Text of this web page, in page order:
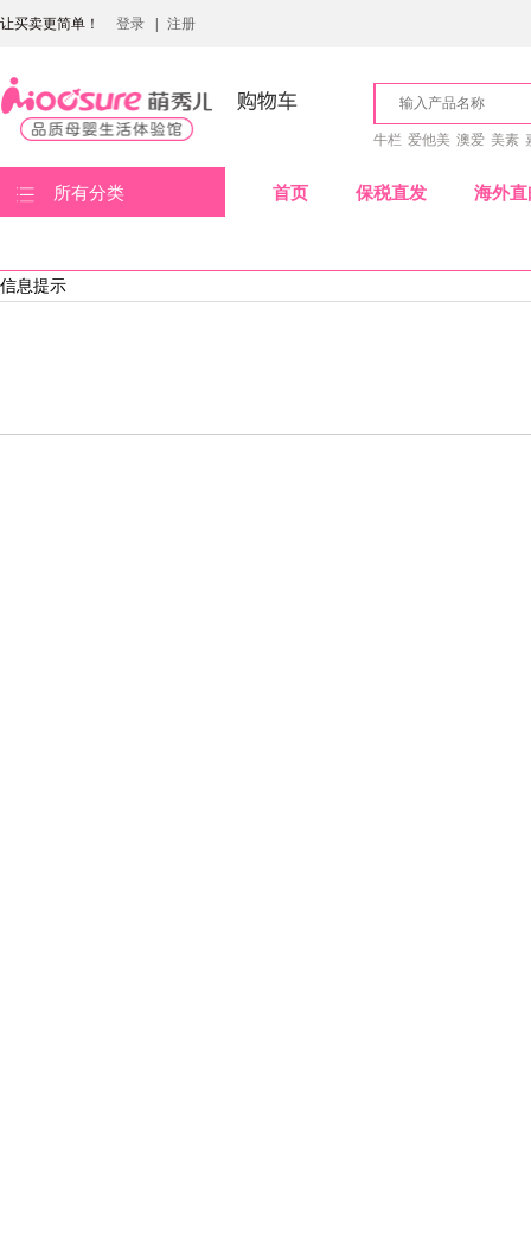
让买卖更简单！ 登录 注册
牛栏 爱他美 澳爱 美素
所有分类 首页 保税直发 海外直
信息提示